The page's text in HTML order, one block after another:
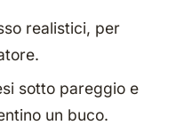
realistici, per
sotto pareggio e
un buco.